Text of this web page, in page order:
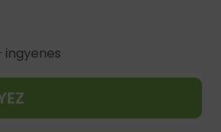
ingyenes